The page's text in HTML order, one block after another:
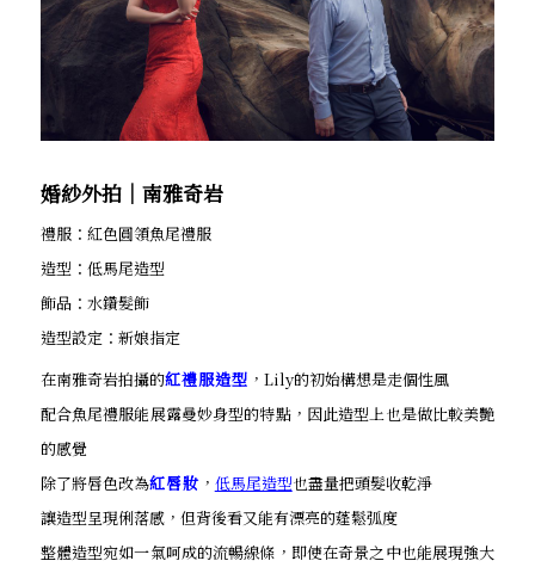
婚紗外拍│南雅奇岩
禮服：紅色圓領魚尾禮服
造型：低馬尾造型
飾品：水鑽髮飾
造型設定：新娘指定
在南雅奇岩拍攝的紅禮服造型 ，Lily的初始構想是走個性風
配合魚尾禮服能展露曼妙身型的特點，因此造型上也是做比較美艷
的感覺
除了將唇色改為紅唇妝， 低馬尾造型也盡量把頭髮收乾淨
讓造型呈現俐落感，但背後看又能有漂亮的蓬鬆弧度
整體造型宛如一氣呵成的流暢線條，即使在奇景之中也能展現強大